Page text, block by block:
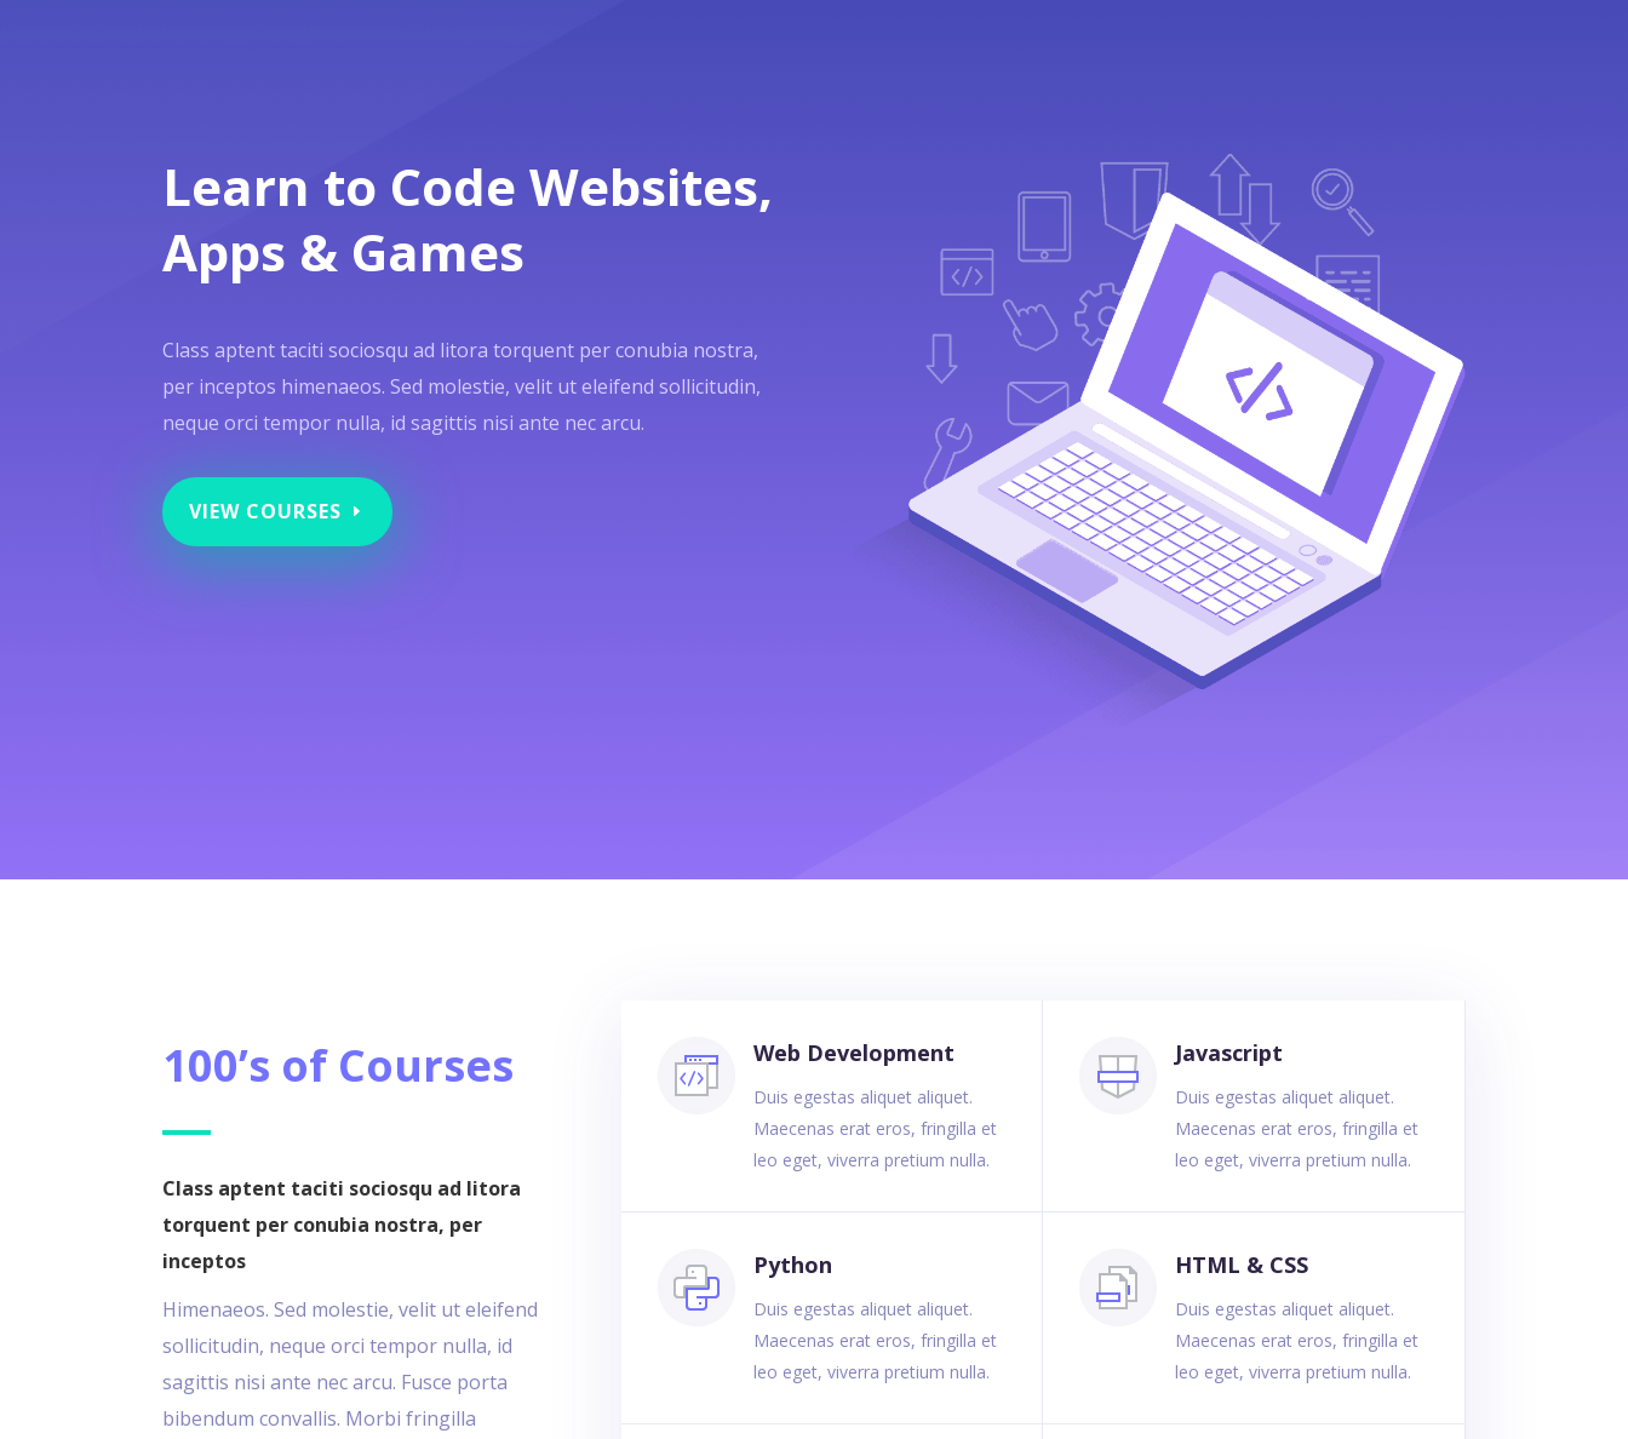
Learn to Code Websites,
Apps & Games
Class aptent taciti sociosqu ad litora torquent per conubia nostra,
per inceptos himenaeos. Sed molestie, velit ut eleifend sollicitudin,
neque orci tempor nulla, id sagittis nisi ante nec arcu.
VIEW COURSES
100’s of Courses
Class aptent taciti sociosqu ad litora
torquent per conubia nostra, per
inceptos
Himenaeos. Sed molestie, velit ut eleifend
sollicitudin, neque orci tempor nulla, id
sagittis nisi ante nec arcu. Fusce porta
bibendum convallis. Morbi fringilla
Web Development
Duis egestas aliquet aliquet.
Maecenas erat eros, fringilla et
leo eget, viverra pretium nulla.
Python
Duis egestas aliquet aliquet.
Maecenas erat eros, fringilla et
leo eget, viverra pretium nulla.
Javascript
Duis egestas aliquet aliquet.
Maecenas erat eros, fringilla et
leo eget, viverra pretium nulla.
HTML & CSS
Duis egestas aliquet aliquet.
Maecenas erat eros, fringilla et
leo eget, viverra pretium nulla.